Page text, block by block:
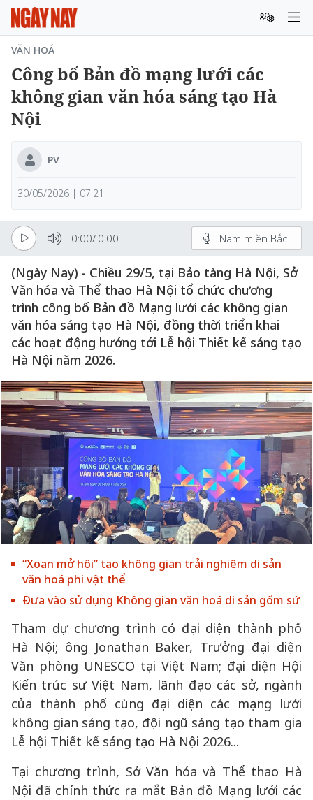
VĂN HOÁ
Công bố Bản đồ mạng lưới các
không gian văn hóa sáng tạo Hà
Nội
PV
30/05/2026 | 07:21
0:00/ 0:00 Nam miền Bắc
(Ngày Nay) - Chiều 29/5, tại Bảo tàng Hà Nội, Sở
Văn hóa và Thể thao Hà Nội tổ chức chương
trình công bố Bản đồ Mạng lưới các không gian
văn hóa sáng tạo Hà Nội, đồng thời triển khai
các hoạt động hướng tới Lễ hội Thiết kế sáng tạo
Hà Nội năm 2026.
“Xoan mở hội” tạo không gian trải nghiệm di sản
văn hoá phi vật thể
Đưa vào sử dụng Không gian văn hoá di sản gốm sứ
Tham dự chương trình có đại diện thành phố
Hà Nội; ông Jonathan Baker, Trưởng đại diện
Văn phòng UNESCO tại Việt Nam; đại diện Hội
Kiến trúc sư Việt Nam, lãnh đạo các sở, ngành
của thành phố cùng đại diện các mạng lưới
không gian sáng tạo, đội ngũ sáng tạo tham gia
Lễ hội Thiết kế sáng tạo Hà Nội 2026...
Tại chương trình, Sở Văn hóa và Thể thao Hà
Nội đã chính thức ra mắt Bản đồ Mạng lưới các